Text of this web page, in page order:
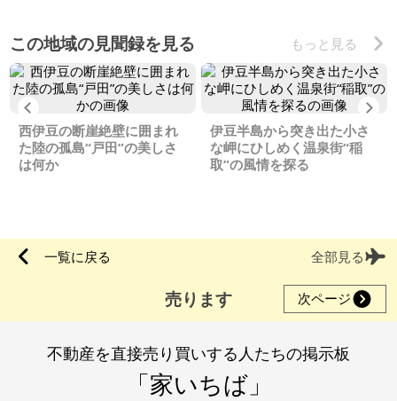
この地域の見聞録を見る もっと見る
Previous
西伊豆の断崖絶壁に囲まれ
た陸の孤島“戸田”の美しさ
は何か
伊豆半島から突き出た小さ
な岬にひしめく温泉街“稲
取”の風情を探る
一覧に戻る 全部見る
売ります 次ページ
不動産を直接売り買いする人たちの掲示板
「家いちば」